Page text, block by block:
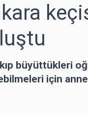
büyüttükleri
için